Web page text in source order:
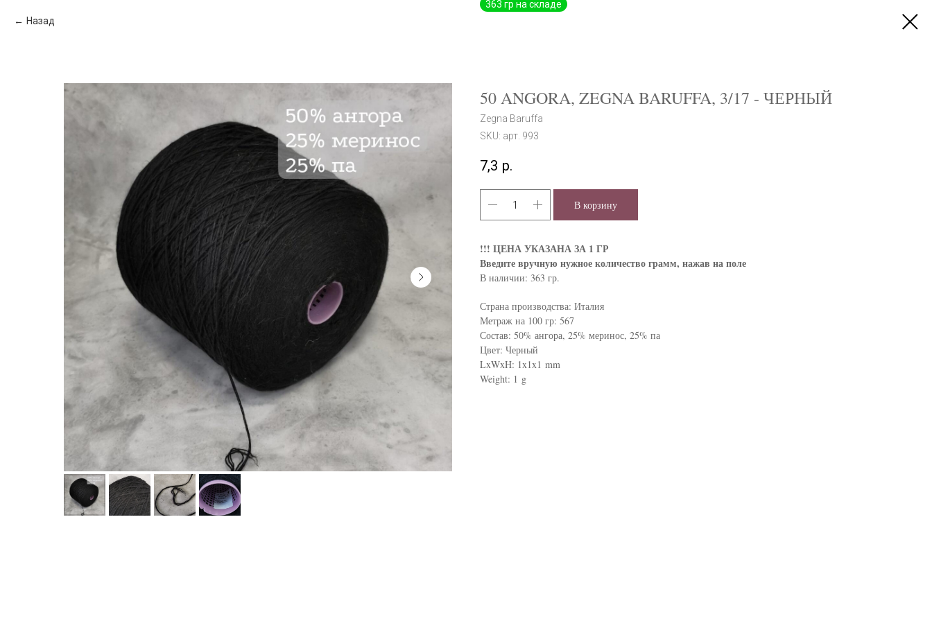
Назад
50 ANGORA, ZEGNA BARUFFA, 3/17 - ЧЕРНЫЙ
Zegna Baruffa
SKU: арт. 993
7,3 р.
В корзину
!!! ЦЕНА УКАЗАНА ЗА 1 ГР
Введите вручную нужное количество грамм, нажав на поле
В наличии: 363 гр.
Страна производства: Италия
Метраж на 100 гр: 567
Состав: 50% ангора, 25% меринос, 25% па
Цвет: Черный
LxWxH: 1x1x1 mm
Weight: 1 g